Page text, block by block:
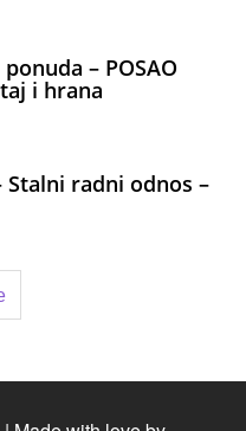
– POSAO
i hrana
Stalni radni odnos –